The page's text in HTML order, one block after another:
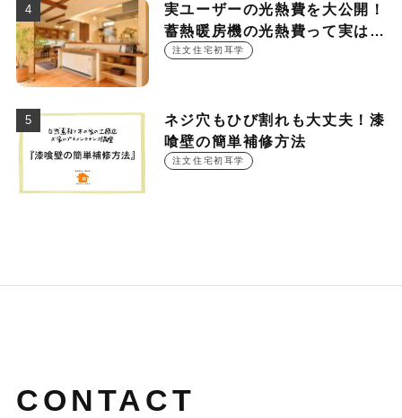
実ユーザーの光熱費を大公開！
蓄熱暖房機の光熱費って実は
○○○円！？
注文住宅初耳学
ネジ穴もひび割れも大丈夫！漆
喰壁の簡単補修方法
注文住宅初耳学
CONTACT